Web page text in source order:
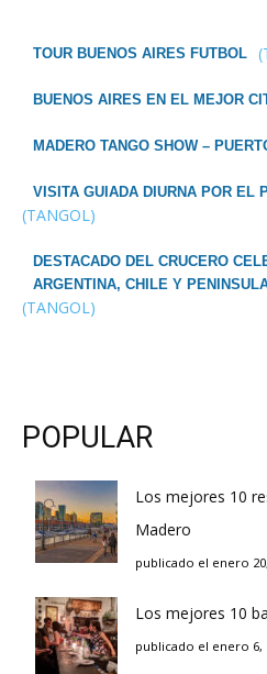
TOUR BUENOS AIRES FUTBOL
BUENOS AIRES EN EL MEJOR
MADERO TANGO SHOW –
VISITA GUIADA DIURNA POR EL
(TANGOL)
DESTACADO DEL CRUCERO
ARGENTINA, CHILE Y
(TANGOL)
POPULAR
Los mejores 10
Madero
publicado el enero
Los mejores 10
publicado el enero 6,